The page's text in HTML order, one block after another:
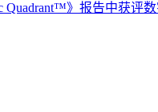
Quadrant™》报告中获评